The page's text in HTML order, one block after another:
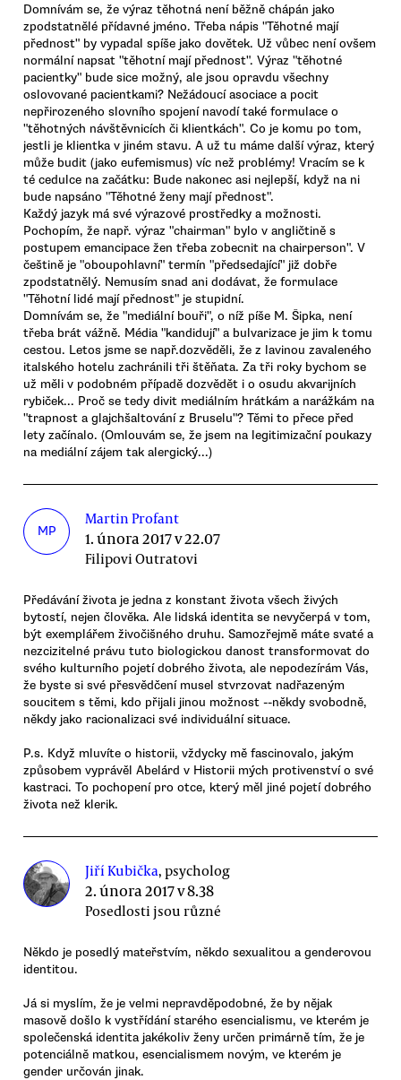
Domnívám se, že výraz těhotná není běžně chápán jako
zpodstatnělé přídavné jméno. Třeba nápis "Těhotné mají
přednost" by vypadal spíše jako dovětek. Už vůbec není ovšem
normální napsat "těhotní mají přednost". Výraz "těhotné
pacientky" bude sice možný, ale jsou opravdu všechny
oslovované pacientkami? Nežádoucí asociace a pocit
nepřirozeného slovního spojení navodí také formulace o
"těhotných návštěvnicích či klientkách". Co je komu po tom,
jestli je klientka v jiném stavu. A už tu máme další výraz, který
může budit (jako eufemismus) víc než problémy! Vracím se k
té cedulce na začátku: Bude nakonec asi nejlepší, když na ni
bude napsáno "Těhotné ženy mají přednost".
Každý jazyk má své výrazové prostředky a možnosti.
Pochopím, že např. výraz "chairman" bylo v angličtině s
postupem emancipace žen třeba zobecnit na chairperson". V
češtině je "oboupohlavní" termín "předsedající" již dobře
zpodstatnělý. Nemusím snad ani dodávat, že formulace
"Těhotní lidé mají přednost" je stupidní.
Domnívám se, že "mediální bouři", o níž píše M. Šipka, není
třeba brát vážně. Média "kandidují" a bulvarizace je jim k tomu
cestou. Letos jsme se např.dozvěděli, že z lavinou zavaleného
italského hotelu zachránili tři štěňata. Za tři roky bychom se
už měli v podobném případě dozvědět i o osudu akvarijních
rybiček... Proč se tedy divit mediálním hrátkám a narážkám na
"trapnost a glajchšaltování z Bruselu"? Těmi to přece před
lety začínalo. (Omlouvám se, že jsem na legitimizační poukazy
na mediální zájem tak alergický...)
MP
Martin Profant
1. února 2017 v 22.07
Filipovi Outratovi
Předávání života je jedna z konstant života všech živých
bytostí, nejen člověka. Ale lidská identita se nevyčerpá v tom,
být exemplářem živočišného druhu. Samozřejmě máte svaté a
nezcizitelné právu tuto biologickou danost transformovat do
svého kulturního pojetí dobrého života, ale nepodezírám Vás,
že byste si své přesvědčení musel stvrzovat nadřazeným
soucitem s těmi, kdo přijali jinou možnost --někdy svobodně,
někdy jako racionalizaci své individuální situace.
P.s. Když mluvíte o historii, vždycky mě fascinovalo, jakým
způsobem vyprávěl Abelárd v Historii mých protivenství o své
kastraci. To pochopení pro otce, který měl jiné pojetí dobrého
života než klerik.
Jiří Kubička, psycholog
2. února 2017 v 8.38
Posedlosti jsou různé
Někdo je posedlý mateřstvím, někdo sexualitou a genderovou
identitou.
Já si myslím, že je velmi nepravděpodobné, že by nějak
masově došlo k vystřídání starého esencialismu, ve kterém je
společenská identita jakékoliv ženy určen primárně tím, že je
potenciálně matkou, esencialismem novým, ve kterém je
gender určován jinak.